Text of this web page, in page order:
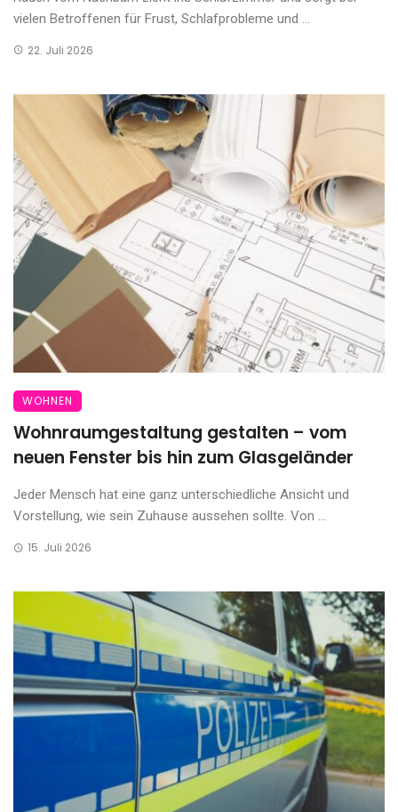
vielen Betroffenen für Frust, Schlafprobleme und ...
22. Juli 2026
WOHNEN
Wohnraumgestaltung gestalten – vom
neuen Fenster bis hin zum Glasgeländer
Jeder Mensch hat eine ganz unterschiedliche Ansicht und
Vorstellung, wie sein Zuhause aussehen sollte. Von ...
15. Juli 2026